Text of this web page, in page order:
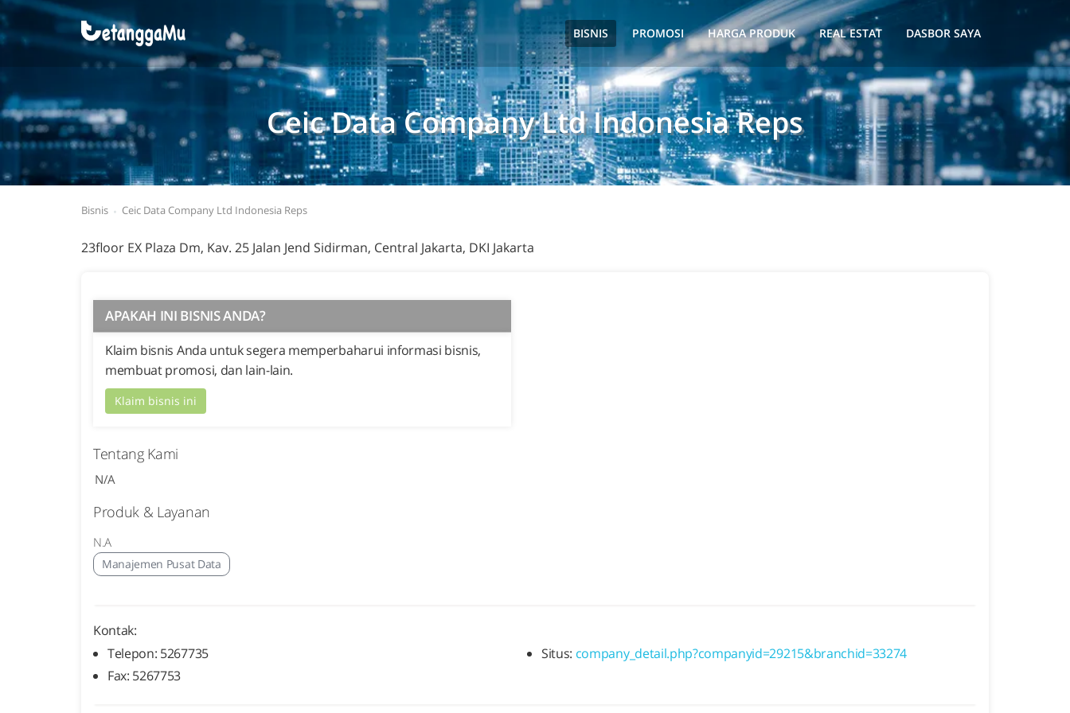
BISNIS PROMOSI HARGA PRODUK REAL ESTAT DASBOR SAYA
Ceic Data Company Ltd Indonesia Reps
Bisnis Ceic Data Company Ltd Indonesia Reps
23floor EX Plaza Dm, Kav. 25 Jalan Jend Sidirman, Central Jakarta, DKI Jakarta
APAKAH INI BISNIS ANDA?
Klaim bisnis Anda untuk segera memperbaharui informasi bisnis,
membuat promosi, dan lain-lain.
Klaim bisnis ini
Tentang Kami
N/A
Produk & Layanan
N.A
Manajemen Pusat Data
Kontak:
Telepon: 5267735
Fax: 5267753
Situs: company_detail.php?companyid=29215&branchid=33274